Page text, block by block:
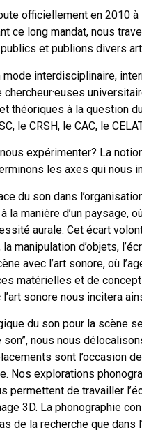
officiellement en 2010 à
ce long mandat, nous
et publions divers
interdisciplinaire,
théoriques à la question
le CRSH, le CAC, le
expérimenter? La
les axes qui nous
du son dans
la manière d’un
aurale. Cet écart
d’objets,
avec l’art sonore, où
matérielles et de
sonore nous incitera
du son pour la scène
nous nous
sont l’occasion
Nos explorations
de travailler
3D. La phonographie
de la recherche que